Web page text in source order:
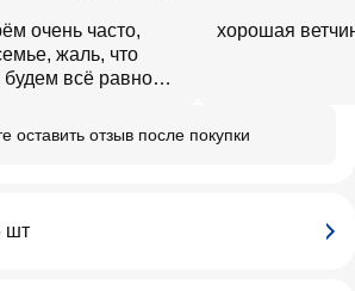
очень часто,
жаль, что
всё равно
хорошая
оставить отзыв после покупки
шт